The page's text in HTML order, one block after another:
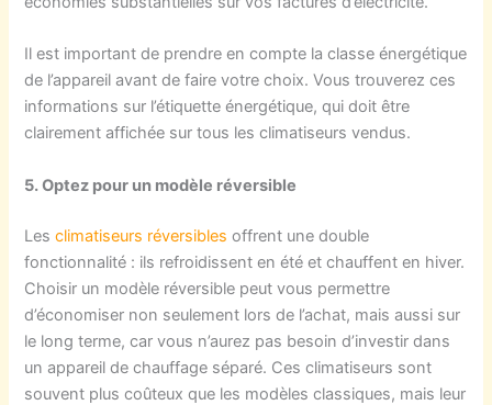
Il est important de prendre en compte la classe énergétique
de l’appareil avant de faire votre choix. Vous trouverez ces
informations sur l’étiquette énergétique, qui doit être
clairement affichée sur tous les climatiseurs vendus.
5. Optez pour un modèle réversible
Lesclimatiseurs réversibles offrent une double
fonctionnalité : ils refroidissent en été et chauffent en hiver.
Choisir un modèle réversible peut vous permettre
d’économiser non seulement lors de l’achat, mais aussi sur
le long terme, car vous n’aurez pas besoin d’investir dans
un appareil de chauffage séparé. Ces climatiseurs sont
souvent plus coûteux que les modèles classiques, mais leur